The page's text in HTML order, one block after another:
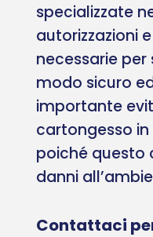
specializzate
autorizzazioni
necessarie per
modo sicuro
importante
cartongesso
poiché questo
danni
Contattaci